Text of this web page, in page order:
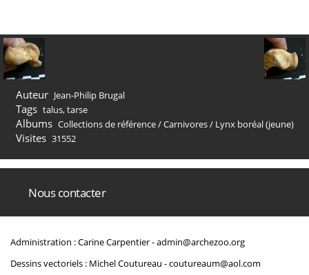
Auteur Jean-Philip Brugal
Tags talus,tarse
Albums Collections de référence/Carnivores/ Lynx boréal (jeune)
Visites 31552
Nous contacter
Administration : Carine Carpentier -admin@archezoo.org
Dessins vectoriels : Michel Coutureau -coutureaum@aol.com